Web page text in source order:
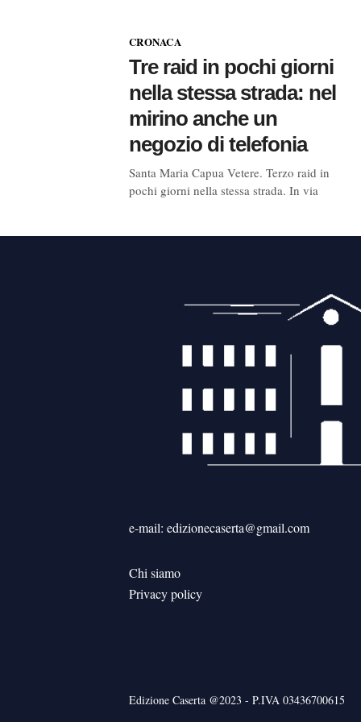
CRONACA
Tre raid in pochi giorni
nella stessa strada: nel
mirino anche un
negozio di telefonia
Santa Maria Capua Vetere. Terzo raid in
pochi giorni nella stessa strada. In via
e-mail: edizionecaserta@gmail.com
Chi siamo
Privacy policy
Edizione Caserta @2023 - P.IVA 03436700615